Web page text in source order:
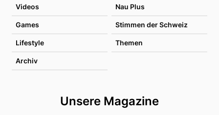
Videos Nau Plus
Games Stimmen der Schweiz
Lifestyle Themen
Archiv
Unsere Magazine